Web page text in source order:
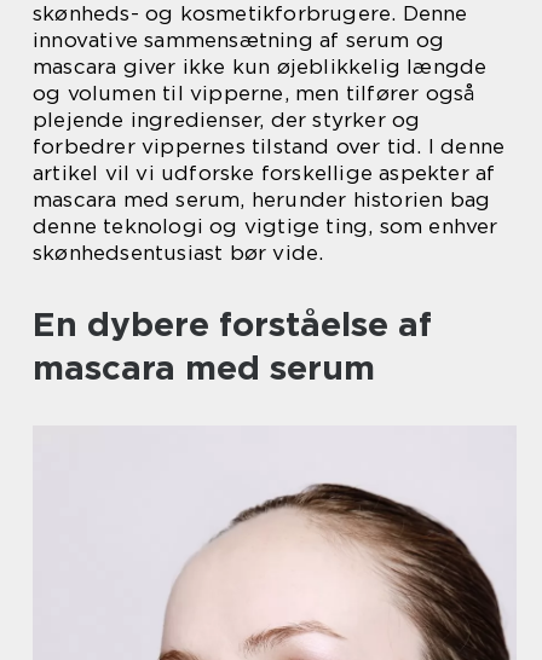
skønheds- og kosmetikforbrugere. Denne
innovative sammensætning af serum og
mascara giver ikke kun øjeblikkelig længde
og volumen til vipperne, men tilfører også
plejende ingredienser, der styrker og
forbedrer vippernes tilstand over tid. I denne
artikel vil vi udforske forskellige aspekter af
mascara med serum, herunder historien bag
denne teknologi og vigtige ting, som enhver
skønhedsentusiast bør vide.
En dybere forståelse af
mascara med serum